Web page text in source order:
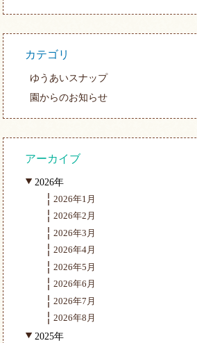
カテゴリ
ゆうあいスナップ
園からのお知らせ
アーカイブ
2026年
2026年1月
2026年2月
2026年3月
2026年4月
2026年5月
2026年6月
2026年7月
2026年8月
2025年